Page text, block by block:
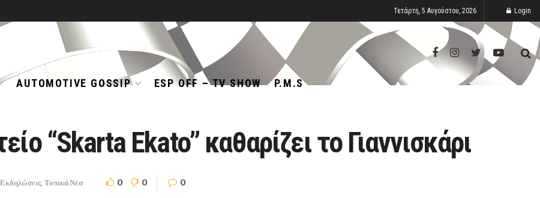
Τετάρτη, 5 Αυγούστου, 2026 Login
AUTOMOTIVE GOSSIP ESP OFF – TV SHOW P.M.S
“Skarta Ekato” καθαρίζει το Γιαννισκάρι
Εκδηλώσεις, Τοπικά Νέα 0 0 0